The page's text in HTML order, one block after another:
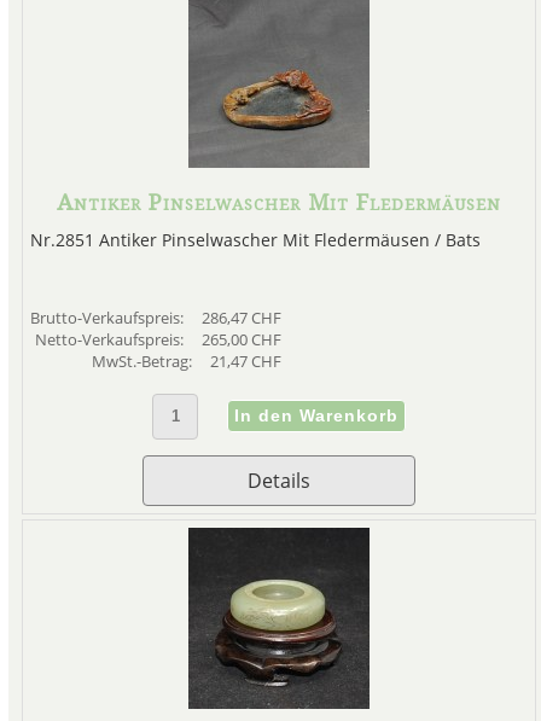
Antiker Pinselwascher Mit Fledermäusen
Nr.2851 Antiker Pinselwascher Mit Fledermäusen / Bats
Brutto-Verkaufspreis:
286,47 CHF
Netto-Verkaufspreis:
265,00 CHF
MwSt.-Betrag:
21,47 CHF
Details